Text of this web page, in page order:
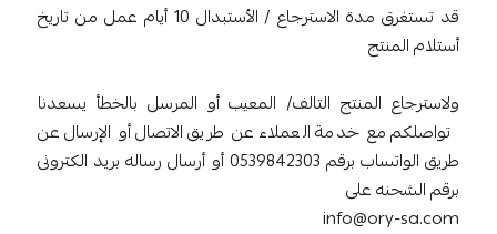
قد تستغرق مدة الاسترجاع / الأستبدال 10 أيام عمل من تاريخ
أستلام المنتج
ولاسترجاع المنتج التالف/ المعيب أو المرسل بالخطأ يسعدنا
تواصلكم مع خدمة العملاء عن طريق الاتصال أو الإرسال عن
طريق الواتساب برقم 0539842303 أو أرسال رساله بريد الكترونى
برقم الشحنه على
info@ory-sa.com